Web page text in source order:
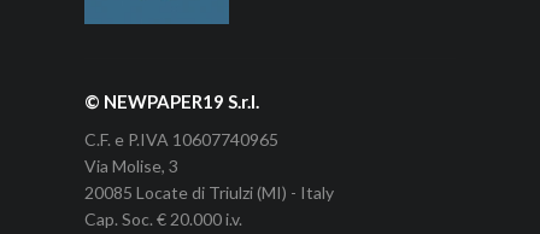
© NEWPAPER19 S.r.l.
C.F. e P.IVA 10607740965
Via Molise, 3
20085 Locate di Triulzi (MI) - Italy
Cap. Soc. € 20.000 i.v.